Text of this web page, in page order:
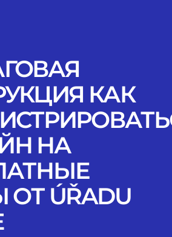
КАК
НА
ÚŘADU